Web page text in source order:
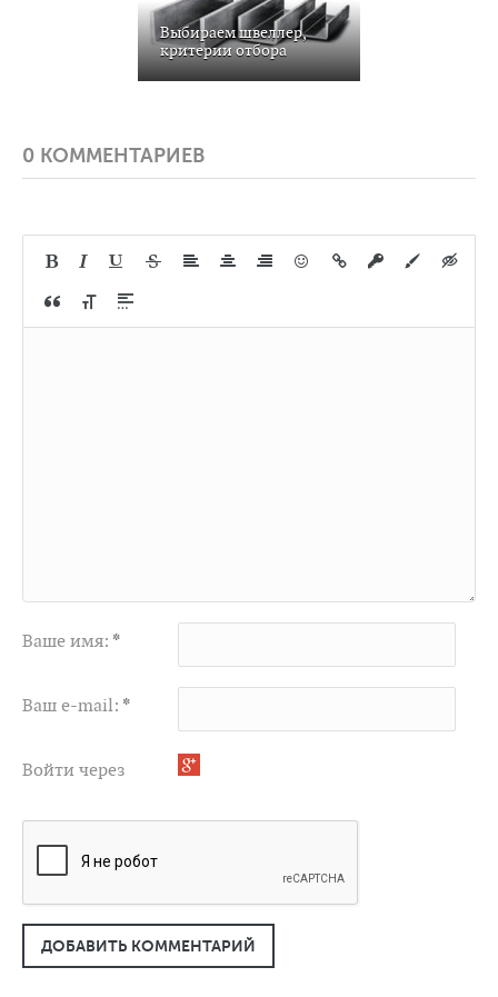
Выбираем швеллер,
критерии отбора
0 КОММЕНТАРИЕВ
Ваше имя: *
Ваш e-mail: *
Войти через
ДОБАВИТЬ КОММЕНТАРИЙ